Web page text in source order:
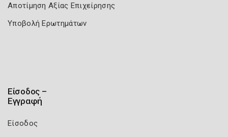
Αποτίμηση Αξίας Επιχείρησης
Υποβολή Ερωτημάτων
Είσοδος –
Εγγραφή
Είσοδος